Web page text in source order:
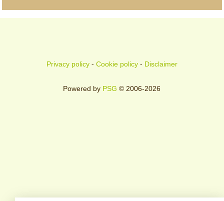
Privacy policy- Cookie policy- Disclaimer
Powered by PSG © 2006-2026